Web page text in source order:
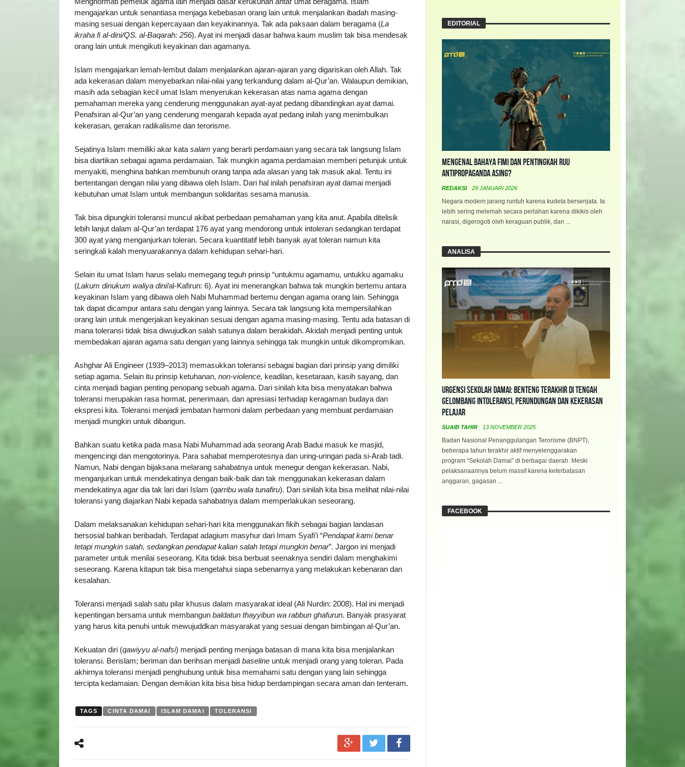
mengajarkan untuk senantiasa menjaga kebebasan orang lain untuk menjalankan ibadah masing-
masing sesuai dengan kepercayaan dan keyakinannya. Tak ada paksaan dalam beragama (La
ikraha fi al-dini/QS. al-Baqarah: 256). Ayat ini menjadi dasar bahwa kaum muslim tak bisa mendesak
orang lain untuk mengikuti keyakinan dan agamanya.
Islam mengajarkan lemah-lembut dalam menjalankan ajaran-ajaran yang digariskan oleh Allah. Tak
ada kekerasan dalam menyebarkan nilai-nilai yang terkandung dalam al-Qur’an. Walaupun demikian,
masih ada sebagian kecil umat Islam menyerukan kekerasan atas nama agama dengan
pemahaman mereka yang cenderung menggunakan ayat-ayat pedang dibandingkan ayat damai.
Penafsiran al-Qur’an yang cenderung mengarah kepada ayat pedang inilah yang menimbulkan
kekerasan, gerakan radikalisme dan terorisme.
Sejatinya Islam memiliki akar kata salam yang berarti perdamaian yang secara tak langsung Islam
bisa diartikan sebagai agama perdamaian. Tak mungkin agama perdamaian memberi petunjuk untuk
menyakiti, menghina bahkan membunuh orang tanpa ada alasan yang tak masuk akal. Tentu ini
bertentangan dengan nilai yang dibawa oleh Islam. Dari hal inilah penafsiran ayat damai menjadi
kebutuhan umat Islam untuk membangun solidaritas sesama manusia.
Tak bisa dipungkiri toleransi muncul akibat perbedaan pemahaman yang kita anut. Apabila ditelisik
lebih lanjut dalam al-Qur’an terdapat 176 ayat yang mendorong untuk intoleran sedangkan terdapat
300 ayat yang menganjurkan toleran. Secara kuantitatif lebih banyak ayat toleran namun kita
seringkali kalah menyuarakannya dalam kehidupan sehari-hari.
Selain itu umat Islam harus selalu memegang teguh prinsip “untukmu agamamu, untukku agamaku
(Lakum dinukum waliya dini/al-Kafirun: 6). Ayat ini menerangkan bahwa tak mungkin bertemu antara
keyakinan Islam yang dibawa oleh Nabi Muhammad bertemu dengan agama orang lain. Sehingga
tak dapat dicampur antara satu dengan yang lainnya. Secara tak langsung kita mempersilahkan
orang lain untuk mengerjakan keyakinan sesuai dengan agama masing-masing. Tentu ada batasan di
mana toleransi tidak bisa diwujudkan salah satunya dalam berakidah. Akidah menjadi penting untuk
membedakan ajaran agama satu dengan yang lainnya sehingga tak mungkin untuk dikompromikan.
Ashghar Ali Engineer (1939–2013) memasukkan toleransi sebagai bagian dari prinsip yang dimiliki
setiap agama. Selain itu prinsip ketuhanan, non-violence, keadilan, kesetaraan, kasih sayang, dan
cinta menjadi bagian penting penopang sebuah agama. Dari sinilah kita bisa menyatakan bahwa
toleransi merupakan rasa hormat, penerimaan, dan apresiasi terhadap keragaman budaya dan
ekspresi kita. Toleransi menjadi jembatan harmoni dalam perbedaan yang membuat perdamaian
menjadi mungkin untuk dibangun.
Bahkan suatu ketika pada masa Nabi Muhammad ada seorang Arab Badui masuk ke masjid,
mengencingi dan mengotorinya. Para sahabat memperotesnya dan uring-uringan pada si-Arab tadi.
Namun, Nabi dengan bijaksana melarang sahabatnya untuk menegur dengan kekerasan. Nabi,
menganjurkan untuk mendekatinya dengan baik-baik dan tak menggunakan kekerasan dalam
mendekatinya agar dia tak lari dari Islam (qarribu wala tunafiru). Dari sinilah kita bisa melihat nilai-nilai
toleransi yang diajarkan Nabi kepada sahabatnya dalam memperlakukan seseorang.
Dalam melaksanakan kehidupan sehari-hari kita menggunakan fikih sebagai bagian landasan
bersosial bahkan beribadah. Terdapat adagium masyhur dari Imam Syafi’i “Pendapat kami benar
tetapi mungkin salah, sedangkan pendapat kalian salah tetapi mungkin benar”. Jargon ini menjadi
parameter untuk menilai seseorang. Kita tidak bisa berbuat seenaknya sendiri dalam menghakimi
seseorang. Karena kitapun tak bisa mengetahui siapa sebenarnya yang melakukan kebenaran dan
kesalahan.
Toleransi menjadi salah satu pilar khusus dalam masyarakat ideal (Ali Nurdin: 2008). Hal ini menjadi
kepentingan bersama untuk membangun baldatun thayyibun wa rabbun ghafurun. Banyak prasyarat
yang harus kita penuhi untuk mewujuddkan masyarakat yang sesuai dengan bimbingan al-Qur’an.
Kekuatan diri (qawiyyu al-nafsi) menjadi penting menjaga batasan di mana kita bisa menjalankan
toleransi. Berislam; beriman dan berihsan menjadi baseline untuk menjadi orang yang toleran. Pada
akhirnya toleransi menjadi penghubung untuk bisa memahami satu dengan yang lain sehingga
tercipta kedamaian. Dengan demikian kita bisa bisa hidup berdampingan secara aman dan tenteram.
TAGS CINTA DAMAI ISLAM DAMAI TOLERANSI
EDITORIAL
Mengenal Bahaya FIMI dan Pentingkah RUU
Antipropaganda Asing?
REDAKSI 29 JANUARI 2026
Negara modern jarang runtuh karena kudeta bersenjata. Ia
lebih sering melemah secara perlahan karena dikikis oleh
narasi, digerogoti oleh keraguan publik, dan ...
ANALISA
Urgensi Sekolah Damai: Benteng Terakhir di Tengah
Gelombang Intoleransi, Perundungan dan Kekerasan
Pelajar
SUAIB TAHIR 13 NOVEMBER 2025
Badan Nasional Penanggulangan Terorisme (BNPT),
beberapa tahun terakhir aktif menyelenggarakan
program “Sekolah Damai” di berbagai daerah. Meski
pelaksanaannya belum massif karena keterbatasan
anggaran, gagasan ...
FACEBOOK